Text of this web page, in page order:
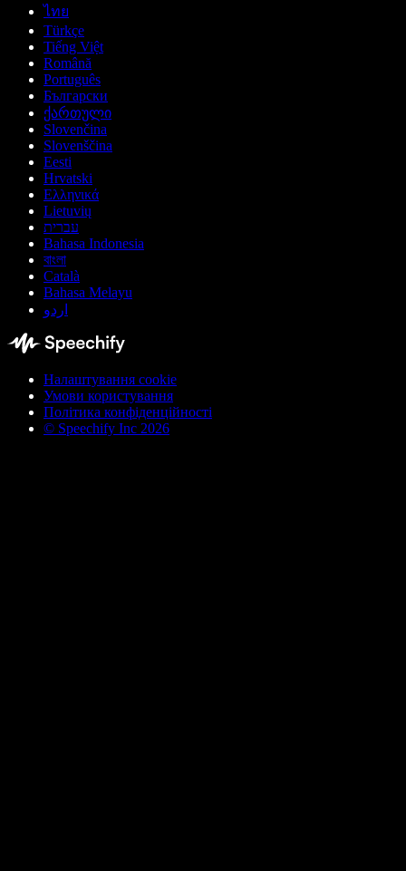
ไทย
Türkçe
Tiếng Việt
Română
Português
Български
ქართული
Slovenčina
Slovenščina
Eesti
Hrvatski
Ελληνικά
Lietuvių
עברית
Bahasa Indonesia
বাংলা
Català
Bahasa Melayu
اردو
Налаштування cookie
Умови користування
Політика конфіденційності
© Speechify Inc 2026